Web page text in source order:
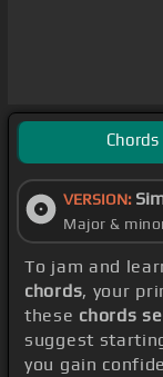
Chords
VERSION:
Major &
To jam and
chords, your
these chords
suggest
you gain